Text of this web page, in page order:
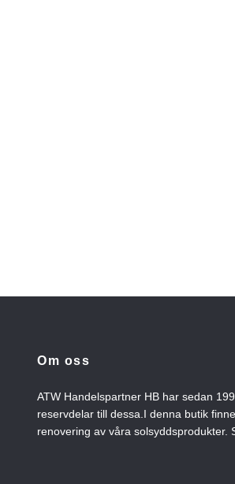
Om oss
ATW Handelspartner HB har sedan
reservdelar till dessa.I denna butik
renovering av våra solsyddsprodukter.